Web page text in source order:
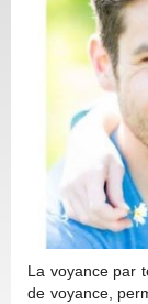
La voyance par
de voyance,